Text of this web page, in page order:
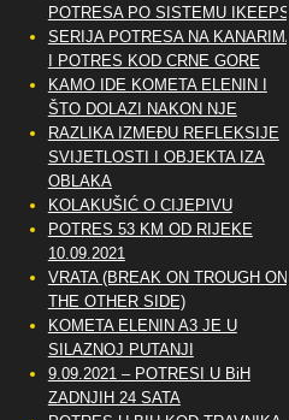
POTRESA PO SISTEMU IKEEPS
SERIJA POTRESA NA KANARIMA
I POTRES KOD CRNE GORE
KAMO IDE KOMETA ELENIN I
ŠTO DOLAZI NAKON NJE
RAZLIKA IZMEĐU REFLEKSIJE
SVIJETLOSTI I OBJEKTA IZA
OBLAKA
KOLAKUŠIĆ O CIJEPIVU
POTRES 53 KM OD RIJEKE
10.09.2021
VRATA (BREAK ON TROUGH ON
THE OTHER SIDE)
KOMETA ELENIN A3 JE U
SILAZNOJ PUTANJI
9.09.2021 – POTRESI U BiH
ZADNJIH 24 SATA